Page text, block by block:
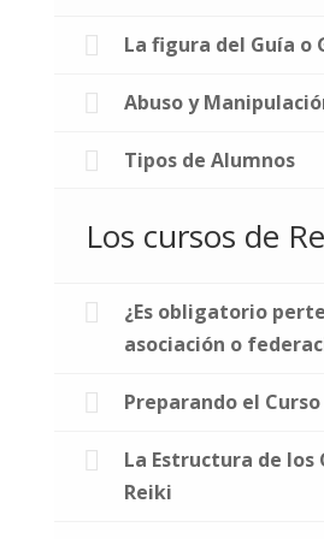
La figura del Guía o
Abuso y
Tipos de Alumnos
Los cursos de
¿Es obligatorio
asociación o
Preparando el Curso
La Estructura de los
Reiki